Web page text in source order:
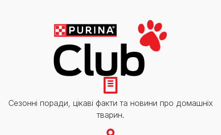
Сезонні поради, цікаві факти та новини про домашніх
тварин.